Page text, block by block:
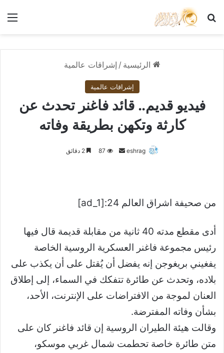
بحث عن
الرئيسية / إشراقات عالمية
إشراقات عالمية
فيديو قديم.. قائد فاغنر تحدث عن
كارثة وتكهن بطريقة وفاته
eshrag
أرسل 87 2 دقائق
من صحيفة اشراق العالم 24:[ad_1]
أدى مقطع مدته 40 ثانية من مقابلة قديمة قال فيها
رئيس مجموعة فاغنر العسكرية الروسية الخاصة
يفغيني بريغوجن إنه يفضل أن يُقتل على أن يكذب على
بلاده، وتحدث عن طائرة تتفكك في السماء، إلى إطلاق
العنان لموجة من الافتراضات على الإنترنت، الأحد،
بشأن وفاته المفترضة.
وقالت هيئة الطيران الروسية إن قائد فاغنر كان على
متن طائرة خاصة تحطمت شمال غربي موسكو،